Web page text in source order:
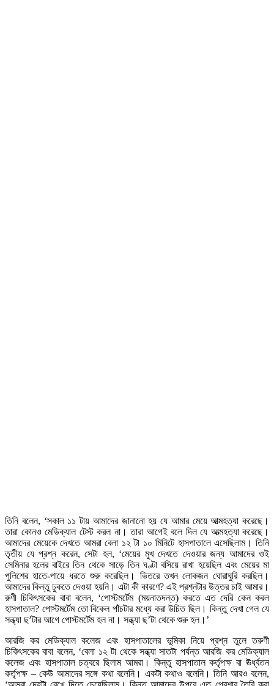
তিনি বলেন, ‘সকাল ১১ টায় আমাদের জানানো হয় যে আমার মেয়ে আত্মহত্যা করেছে।
তারা কোনও মেডিক্যাল টেস্ট করল না। তারা আগেই বলে দিল যে আত্মহত্যা করেছে।
আমাদের মেয়েকে দেখতে আমরা বেলা ১২ টা ১০ মিনিটে হাসপাতালে এসেছিলাম। তিনি
তৃতীয় যে প্রশ্ন করেন, সেটা হল, ‘মেয়ের মুখ দেখতে দেওয়ার জন্য আমাদের ওই
সেমিনার হলের বাইরে তিন থেকে সাড়ে তিন ঘণ্টা বসিয়ে রাখা হয়েছিল এবং মেয়ের মা
পুলিশের হাতে-পায়ে ধরতে শুরু করেছিল। ভিতরে তখন লোকজন ঘোরাঘুরি করছিল।
আমাদের কিন্তু ঢুকতে দেওয়া হয়নি। এটা কী কারণে? এই প্রশ্নটার উত্তর চাই আমার।
রুণী চিকিৎসকের বাবা বলেন, ‘পোস্টমর্টেম (ময়নাতদন্ত) করতে এত দেরি কেন করল
হাসপাতাল? পোস্টমর্টেম তো বিকেল পাঁচটার মধ্যে করা উচিত ছিল। কিন্তু দেখা গেল যে
সন্ধ্যা ছ’টার আগে পোস্টমর্টেম হল না। সন্ধ্যা ছ’টা থেকে শুরু হল।’
আরজি কর মেডিক্যাল কলেজ এবং হাসপাতালের ভূমিকা নিয়ে প্রশ্ন তুলে তরুণী
চিকিৎসকের বাবা বলেন, ‘বেলা ১২ টা থেকে সন্ধ্যা সাতটা পর্যন্ত আরজি কর মেডিক্যাল
কলেজ এবং হাসপাতাল চত্বরে ছিলাম আমরা। কিন্তু হাসপাতাল কর্তৃপক্ষ বা ঊর্ধ্বতন
কর্তৃপক্ষ – কেউ আমাদের সঙ্গে কথা বলেনি। একটা কথাও বলেনি। তিনি আরও বলেন,